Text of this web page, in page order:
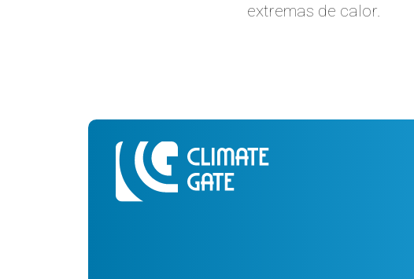
extremas de calor.